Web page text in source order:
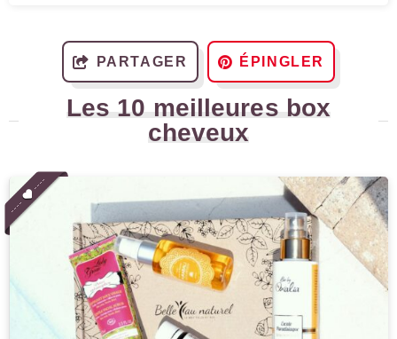
PARTAGER ÉPINGLER
Les 10 meilleures box
cheveux